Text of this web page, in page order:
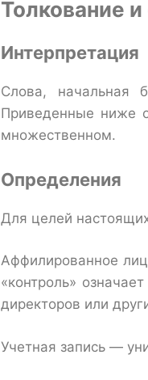
Толкование
Интерпретация
Слова, начальная
Приведенные ниже
множественном.
Определения
Для целей
Аффилированное
«контроль»
директоров или
Учетная запись —